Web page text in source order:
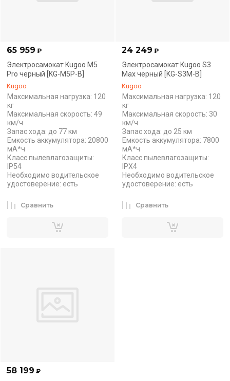
65 959 ₽
Электросамокат Kugoo M5
Pro черный [KG-M5P-B]
Kugoo
Максимальная нагрузка: 120
кг
Максимальная скорость: 49
км/ч
Запас хода: до 77 км
Емкость аккумулятора: 20800
мА*ч
Класс пылевлагозащиты:
IP54
Необходимо водительское
удостоверение: есть
Сравнить
24 249 ₽
Электросамокат Kugoo S3
Max черный [KG-S3M-B]
Kugoo
Максимальная нагрузка: 120
кг
Максимальная скорость: 30
км/ч
Запас хода: до 25 км
Емкость аккумулятора: 7800
мА*ч
Класс пылевлагозащиты:
IPX4
Необходимо водительское
удостоверение: есть
Сравнить
58 199 ₽